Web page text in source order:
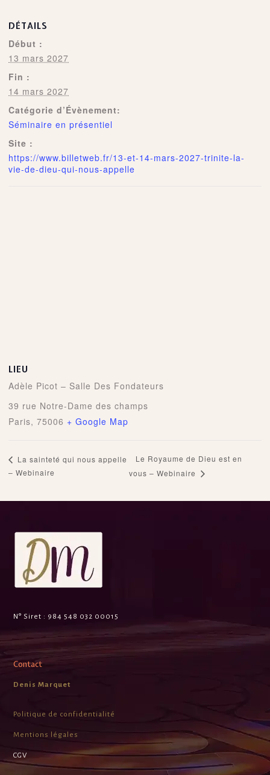
DÉTAILS
Début :
13 mars 2027
Fin :
14 mars 2027
Catégorie d’Évènement:
Séminaire en présentiel
Site :
https://www.billetweb.fr/13-et-14-mars-2027-trinite-la-
vie-de-dieu-qui-nous-appelle
LIEU
Adèle Picot – Salle Des Fondateurs
39 rue Notre-Dame des champs
Paris, 75006 + Google Map
La sainteté qui nous appelle
– Webinaire
Le Royaume de Dieu est en
vous – Webinaire
N° Siret : 984 548 032 00015
Contact
Denis Marquet
Politique de confidentialité
Mentions légales
CGV